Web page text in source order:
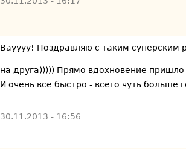
Вауууу! Поздравляю с таким
на друга))))) Прямо вдохновение
И очень всё быстро - всего чуть больше
30.11.2013 - 16:56